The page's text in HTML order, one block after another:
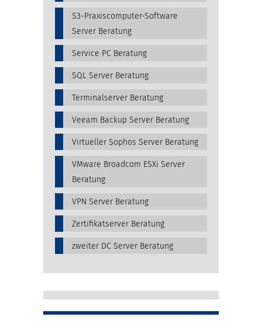
S3-Praxiscomputer-Software
Server Beratung
Service PC Beratung
SQL Server Beratung
Terminalserver Beratung
Veeam Backup Server Beratung
Virtueller Sophos Server Beratung
VMware Broadcom ESXi Server
Beratung
VPN Server Beratung
Zertifikatserver Beratung
zweiter DC Server Beratung